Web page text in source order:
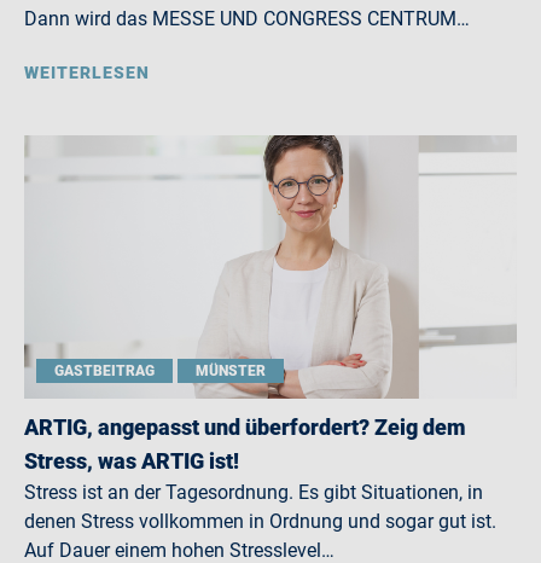
Dann wird das MESSE UND CONGRESS CENTRUM…
WEITERLESEN
GASTBEITRAG MÜNSTER
ARTIG, angepasst und überfordert? Zeig dem
Stress, was ARTIG ist!
Stress ist an der Tagesordnung. Es gibt Situationen, in
denen Stress vollkommen in Ordnung und sogar gut ist.
Auf Dauer einem hohen Stresslevel…